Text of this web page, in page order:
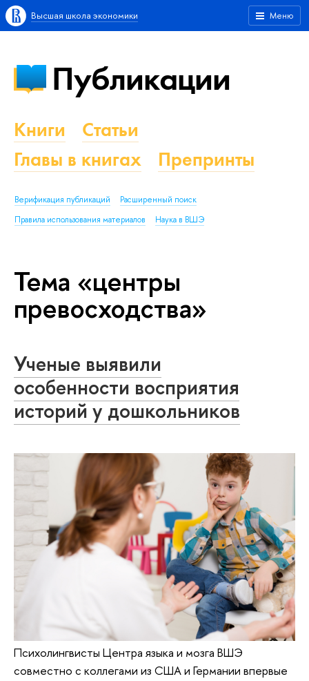
Меню
Высшая школа экономики
Публикации
Книги
Статьи
Главы в книгах
Препринты
Верификация публикаций
Расширенный поиск
Правила использования материалов
Наука в ВШЭ
Тема «центры
превосходства»
Ученые выявили
особенности восприятия
историй у дошкольников
Психолингвисты Центра языка и мозга ВШЭ
совместно с коллегами из США и Германии впервые